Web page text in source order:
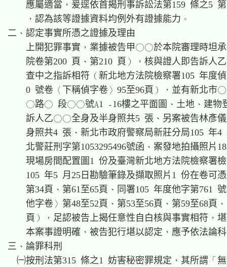
應屬適當，爰逕依首揭刑事訴訟法第159 條之5
    ，認為該等證據資料均例外有證據能力。
二、認定事實所憑之證據及理由
上開犯罪事實，業據被告甲○○於本院審理時坦
院卷第200 頁、第210 頁），核與證人即告訴
查中之指訴相符（新北地方法院檢察署105 年度
0 號卷〈下稱偵字卷〉95至96頁），並有新北
○路○ 段○○號A1 -16樓之平面圖、土地、建物
訴人乙○○全身及半身照共5 張、另案被告林彥
身照共4 張、新北市政府警察局新莊分局105 年4
北警莊刑字第1053295496號函、案發地拍攝照片
現場房間配置圖1 份及臺灣新北地方法院檢察署
105 年5 月25日勘驗筆錄及擷取照片1 份在卷可
第34頁、第61至65頁、同署105 年度他字第761
他字卷〉第48至52頁、第53至56頁、第59至68頁
頁），足認被告上揭任意性自白核與事實相符，
本案事證明確，被告犯行堪以認定，應予依法論
三、論罪科刑
㈠按刑法第315 條之1 妨害秘密罪規定，其所謂「